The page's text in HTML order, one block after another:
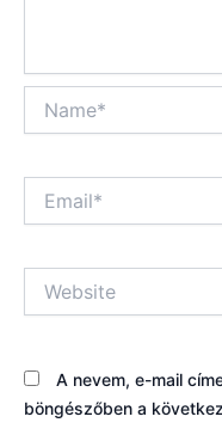
A nevem, e-mail
böngészőben a